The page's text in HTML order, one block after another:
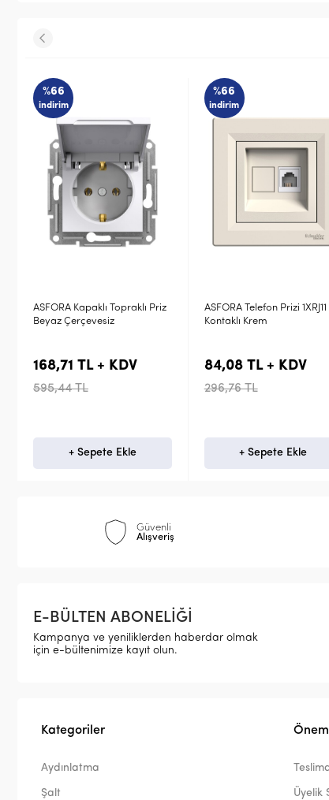
%66
indirim
ASFORA Telefon Prizi 1XRJ11 4
Kontaklı Krem
84,08 TL + KDV
296,76 TL
+ Sepete Ekle
%57
indirim
Viko Karre Meridian Beyaz
Komütatör Vavien
149,64 TL + KDV
417,60 TL
+ Sepete Ekle
Güvenli
Alışveriş
E-BÜLTEN ABONELİĞİ
Kampanya ve yeniliklerden haberdar olmak
için e-bültenimize kayıt olun.
Kategoriler
Aydınlatma
Şalt Üyelik